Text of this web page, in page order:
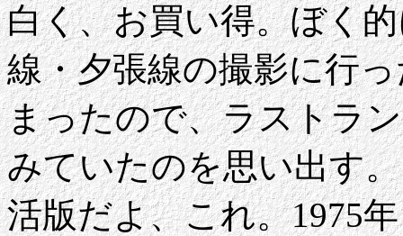
白く、お買い得。ぼく
線・夕張線の撮影に行
まったので、ラストラ
みていたのを思い出す
活版だよ、これ。1975